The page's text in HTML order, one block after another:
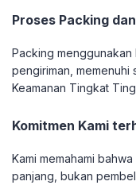
Proses Packing
Packing menggunakan
pengiriman, memenuhi
Keamanan Tingkat
Komitmen Kami
Kami memahami
panjang, bukan